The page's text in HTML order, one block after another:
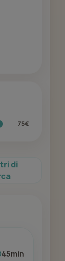
75€
di
45min